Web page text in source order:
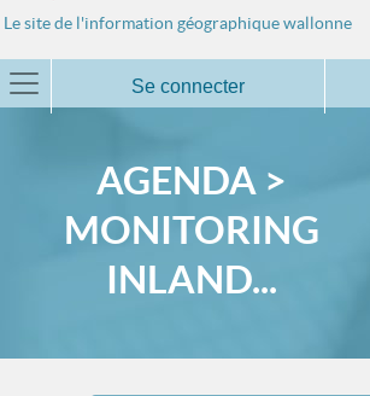
Le site de l'information géographique wallonne
Se connecter
AGENDA >
MONITORING
INLAND...